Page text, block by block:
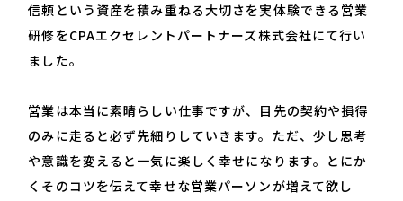
信頼という資産を積み重ねる大切さを実体験できる営業
研修をCPAエクセレントパートナーズ株式会社にて行い
ました。
営業は本当に素晴らしい仕事ですが、目先の契約や損得
のみに走ると必ず先細りしていきます。ただ、少し思考
や意識を変えると一気に楽しく幸せになります。とにか
くそのコツを伝えて幸せな営業パーソンが増えて欲し